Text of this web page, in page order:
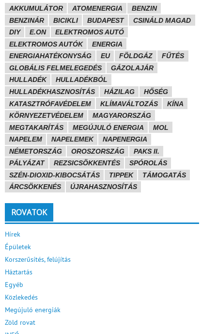
AKKUMULÁTOR ATOMENERGIA
BENZIN
BENZINÁR
BICIKLI BUDAPEST
CSINÁLD MAGAD
DIY
E.ON
ELEKTROMOS AUTÓ
ELEKTROMOS AUTÓK
ENERGIA
ENERGIAHATÉKONYSÁG
EU FÖLDGÁZ
FŰTÉS
GLOBÁLIS FELMELEGEDÉS
GÁZOLAJÁR
HULLADÉK
HULLADÉKBÓL
HULLADÉKHASZNOSÍTÁS
HÁZILAG
HŐSÉG
KATASZTRÓFAVÉDELEM
KLÍMAVÁLTOZÁS
KÍNA
KÖRNYEZETVÉDELEM
MAGYARORSZÁG
MEGTAKARÍTÁS
MEGÚJULÓ ENERGIA
MOL
NAPELEM
NAPELEMEK
NAPENERGIA
NÉMETORSZÁG
OROSZORSZÁG
PAKS II.
PÁLYÁZAT
REZSICSÖKKENTÉS
SPÓROLÁS
SZÉN-DIOXID-KIBOCSÁTÁS
TIPPEK
TÁMOGATÁS
ÁRCSÖKKENÉS
ÚJRAHASZNOSÍTÁS
ROVATOK
Hírek
Épületek
Korszerűsítés, felújítás
Háztartás
Egyéb
Közlekedés
Megújuló energiák
Zöld rovat